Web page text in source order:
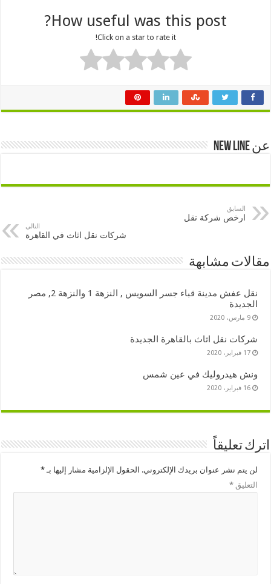
How useful was this post?
Click on a star to rate it!
عن New Line
السابق
ارخص شركة نقل
التالي
شركات نقل اثاث في القاهرة
مقالات مشابهة
نقل عفش مدينة قباء جسر السويس , النزهة 1 والنزهة 2, مصر
الجديدة
9 مارس، 2020
شركات نقل اثاث بالقاهرة الجديدة
17 فبراير، 2020
ونش هيدروليك في عين شمس
16 فبراير، 2020
اترك تعليقاً
لن يتم نشر عنوان بريدك الإلكتروني. الحقول الإلزامية مشار إليها بـ*
التعليق*